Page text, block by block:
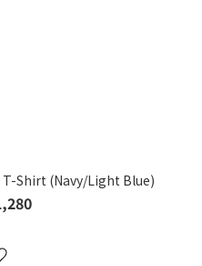
Shirt (Navy/Light Blue)